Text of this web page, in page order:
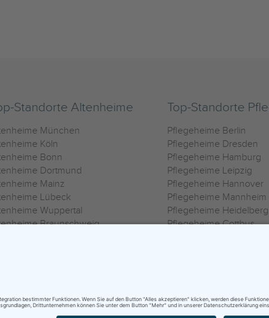
Standorte Altenheime
München
Köln
Bonn
Dortmund
Mainz
Lübeck
Wuppertal
Braunschweig
Top-Standorte
Pflegeheime Berlin
Pflegeheime Dresden
Pflegeheime Hamburg
Pflegeheime Leipzig
Pflegeheime Hannover
Pflegeheime Mannheim
Pflegeheime Heidelberg
Pflegeheime Cottbus